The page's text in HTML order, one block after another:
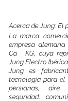
Acerca de Jung: El
La marca
empresa
Co.  KG, cuya
Jung Electro Ibérica.
Jung es
tecnología para el
persianas, aire
seguridad,